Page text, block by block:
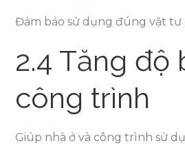
Đảm bảo sử dụng đúng vật tư
2.4 Tăng độ
công trình
Giúp nhà ở và công trình sử